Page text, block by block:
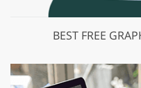
BEST FREE